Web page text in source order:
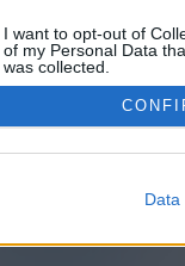
I want to opt-out of
of my Personal Data
was collected.
Opted In
Data